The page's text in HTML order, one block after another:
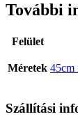
További
Felület
Méretek 45cm
Szállítási